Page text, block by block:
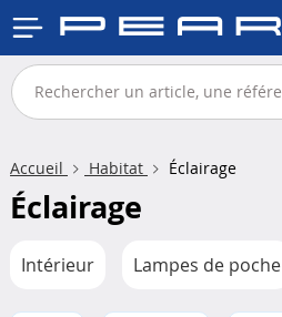
Accueil Habitat Éclairage
Éclairage
Intérieur Lampes de poche